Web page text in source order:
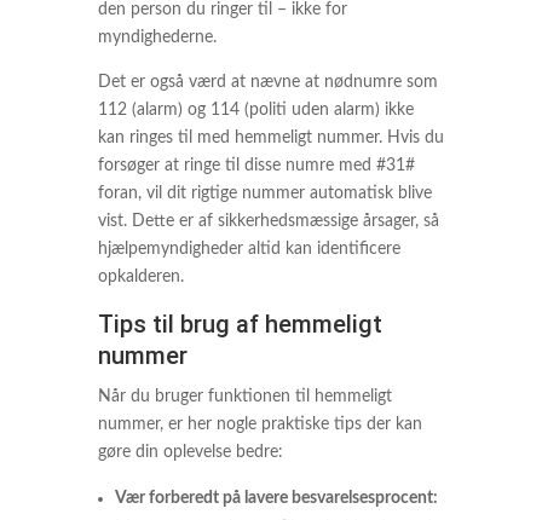
den person du ringer til – ikke for
myndighederne.
Det er også værd at nævne at nødnumre som
112 (alarm) og 114 (politi uden alarm) ikke
kan ringes til med hemmeligt nummer. Hvis du
forsøger at ringe til disse numre med #31#
foran, vil dit rigtige nummer automatisk blive
vist. Dette er af sikkerhedsmæssige årsager, så
hjælpemyndigheder altid kan identificere
opkalderen.
Tips til brug af hemmeligt
nummer
Når du bruger funktionen til hemmeligt
nummer, er her nogle praktiske tips der kan
gøre din oplevelse bedre:
Vær forberedt på lavere besvarelsesprocent: